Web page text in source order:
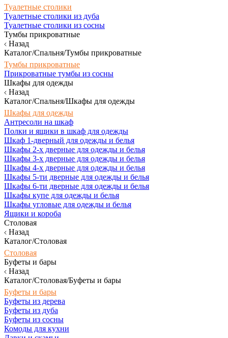
Туалетные столики
Туалетные столики из дуба
Туалетные столики из сосны
Тумбы прикроватные
Назад
Каталог/Спальня/Тумбы прикроватные
Тумбы прикроватные
Прикроватные тумбы из сосны
Шкафы для одежды
Назад
Каталог/Спальня/Шкафы для одежды
Шкафы для одежды
Антресоли на шкаф
Полки и ящики в шкаф для одежды
Шкаф 1-дверный для одежды и белья
Шкафы 2-х дверные для одежды и белья
Шкафы 3-х дверные для одежды и белья
Шкафы 4-х дверные для одежды и белья
Шкафы 5-ти дверные для одежды и белья
Шкафы 6-ти дверные для одежды и белья
Шкафы купе для одежды и белья
Шкафы угловые для одежды и белья
Ящики и короба
Столовая
Назад
Каталог/Столовая
Столовая
Буфеты и бары
Назад
Каталог/Столовая/Буфеты и бары
Буфеты и бары
Буфеты из дерева
Буфеты из дуба
Буфеты из сосны
Комоды для кухни